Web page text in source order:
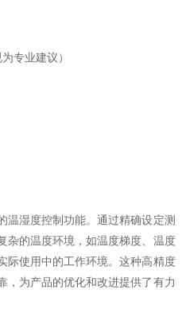
专业建议）
湿度控制功能。通过精确设定测
杂的温度环境，如温度梯度、温度
际使用中的工作环境。这种高精度
，为产品的优化和改进提供了有力